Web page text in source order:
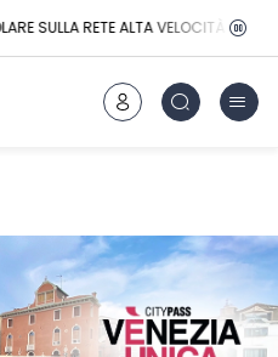
SULLA RETE ALTA VELOCITÀ